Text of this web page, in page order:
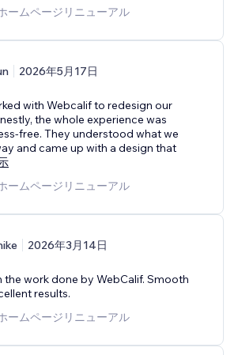
ームページリニューアル
2026年5月17日
with Webcalif to redesign our
the whole experience was
free. They understood what we
and came up with a design that
ームページリニューアル
2026年3月14日
the work done by WebCalif. Smooth
results.
ームページリニューアル